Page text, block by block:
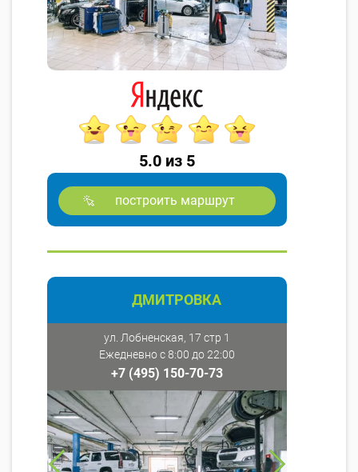
5.0 из 5
построить маршрут
ДМИТРОВКА
ул. Лобненская, 17 стр 1
Ежедневно с 8:00 до 22:00
+7 (495) 150-70-73